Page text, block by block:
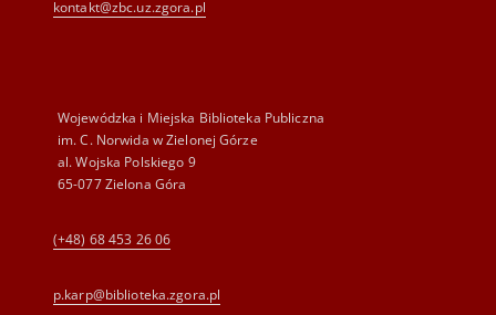
kontakt@zbc.uz.zgora.pl
Wojewódzka i Miejska Biblioteka Publiczna
im. C. Norwida w Zielonej Górze
al. Wojska Polskiego 9
65-077 Zielona Góra
(+48) 68 453 26 06
p.karp@biblioteka.zgora.pl